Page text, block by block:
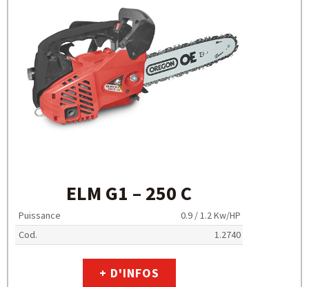
ELM G1 – 250 C
Puissance
0.9 / 1.2 Kw/HP
Cod.
1.2740
+ D'INFOS